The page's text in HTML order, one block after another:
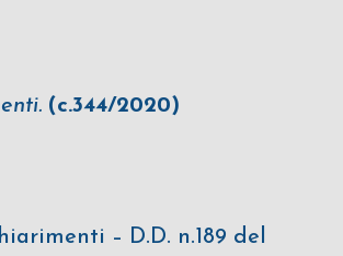
(c.344/2020)
– D.D. n.189 del